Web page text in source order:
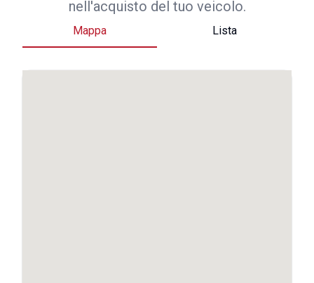
nell'acquisto del tuo veicolo.
Mappa Lista